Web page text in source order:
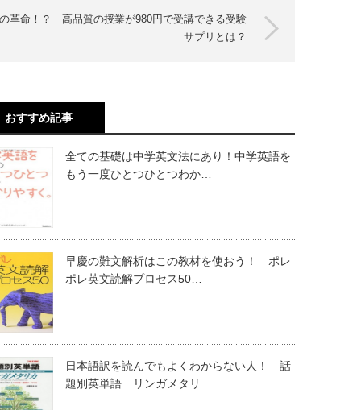
革命！？ 高品質の授業が980円で受講できる受験
サプリとは？
おすすめ記事
全ての基礎は中学英文法にあり！中学英語を
もう一度ひとつひとつわか…
早慶の難文解析はこの教材を使おう！ ポレ
ポレ英文読解プロセス50…
日本語訳を読んでもよくわからない人！ 話
題別英単語 リンガメタリ…